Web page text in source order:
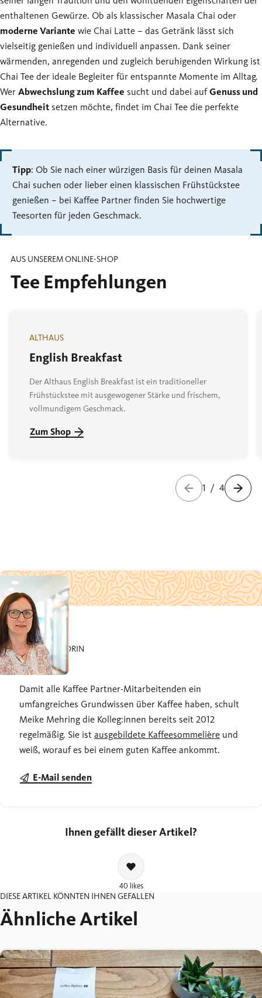
enthaltenen Gewürze. Ob als klassischer Masala Chai oder
moderne Variante wie Chai Latte – das Getränk lässt sich
vielseitig genießen und individuell anpassen. Dank seiner
wärmenden, anregenden und zugleich beruhigenden Wirkung ist
Chai Tee der ideale Begleiter für entspannte Momente im Alltag.
Wer Abwechslung zum Kaffee sucht und dabei aufGenuss und
Gesundheit setzen möchte, findet im Chai Tee die perfekte
Alternative.
Tipp: Ob Sie nach einer würzigen Basis für deinen Masala
Chai suchen oder lieber einen klassischen Frühstückstee
genießen – bei Kaffee Partner finden Sie hochwertige
Teesorten für jeden Geschmack.
AUS UNSEREM ONLINE-SHOP
Tee Empfehlungen
1 / 4
ALTHAUS
English Breakfast
Der Althaus English Breakfast ist ein traditioneller
Frühstückstee mit ausgewogener Stärke und frischem,
vollmundigem Geschmack.
Zum Shop
UNSERE AUTORIN
Meike
Damit alle Kaffee Partner-Mitarbeitenden ein
umfangreiches Grundwissen über Kaffee haben, schult
Meike Mehring die Kolleg:innen bereits seit 2012
regelmäßig. Sie ist ausgebildete Kaffeesommelièreund
weiß, worauf es bei einem guten Kaffee ankommt.
E-Mail senden
Ihnen gefällt dieser Artikel?
40 likes
DIESE ARTIKEL KÖNNTEN IHNEN GEFALLEN
Ähnliche Artikel